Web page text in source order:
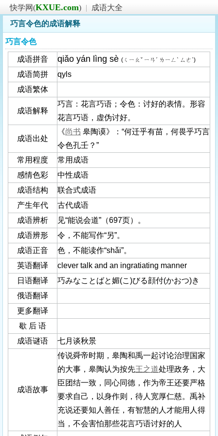
快学网(KXUE.com) |
成语大全
巧言令色的成语解释
巧言令色
成语拼音 qiǎo yán lìng sè (ㄑㄧㄠˇ ㄧㄢˊ ㄌㄧㄥˋ ㄙㄜˋ)
成语简拼
qyls
成语繁体
成语解释
巧言：花言巧语；令色：讨好的表情。形容
花言巧语，虚伪讨好。
成语出处
《尚书 皋陶谟》：“何迁乎有苗，何畏乎巧言
令色孔壬？”
常用程度
常用成语
感情色彩
中性成语
成语结构
联合式成语
产生年代
古代成语
成语辨析
见“能说会道”（697页）。
成语辨形
令，不能写作“另”。
成语正音
色，不能读作“shǎi”。
英语翻译
clever talk and an ingratiating manner
日语翻译
巧みなことばと媚(こ)びる顔付(かおつ)き
俄语翻译
更多翻译
歇 后 语
成语谜语
七月谈秋景
成语故事
传说舜帝时期，皋陶和禹一起讨论治理国家
的大事，皋陶认为按先王之道处理政务，大
臣团结一致，同心同德，作为帝王还要严格
要求自己，以身作则，待人宽厚仁慈。禹补
充说还要知人善任，有智慧的人才能用人得
当，不会害怕那些花言巧语讨好的人